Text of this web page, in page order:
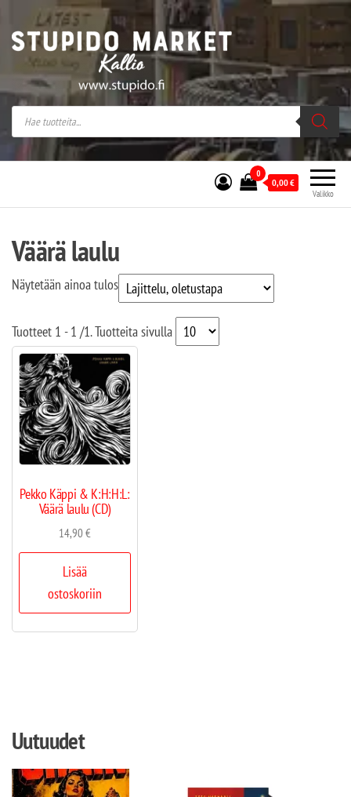
Stupido Market – verkossa ja kivijalassa
Stupido Market on vaihtoehtomusaan
erikoistunut verkko- sekä
kivijalkakauppa Helsingissä Kallion
sydämessä.
Valikko
0
0,00€
Väärä laulu
Näytetään ainoa tulos
Tuotteet 1 - 1 /1. Tuotteita sivulla
Pekko Käppi & K:H:H:L:
Väärä laulu (CD)
14,90€
Lisää
ostoskoriin
Uutuudet